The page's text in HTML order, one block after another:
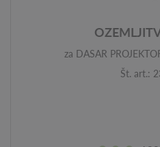
za DASAR
Št. art.: